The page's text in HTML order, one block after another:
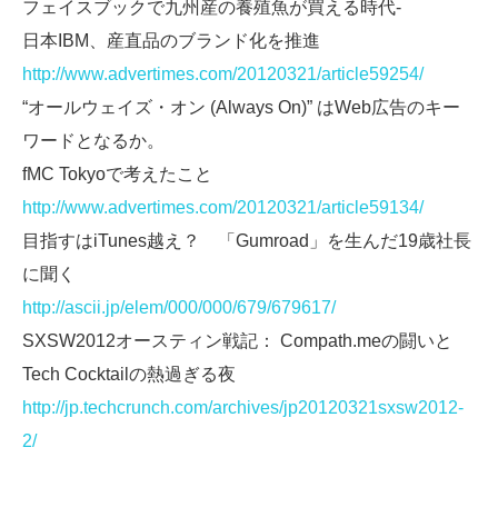
フェイスブックで九州産の養殖魚が買える時代-
日本IBM、産直品のブランド化を推進
http://www.advertimes.com/20120321/article59254/
“オールウェイズ・オン (Always On)” はWeb広告のキー
ワードとなるか。
fMC Tokyoで考えたこと
http://www.advertimes.com/20120321/article59134/
目指すはiTunes越え？ 「Gumroad」を生んだ19歳社長
に聞く
http://ascii.jp/elem/000/000/679/679617/
SXSW2012オースティン戦記： Compath.meの闘いと
Tech Cocktailの熱過ぎる夜
http://jp.techcrunch.com/archives/jp20120321sxsw2012-
2/